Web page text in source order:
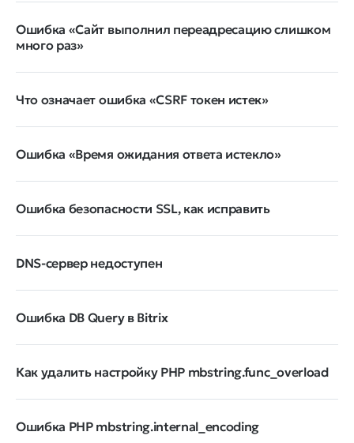
Ошибка «Сайт выполнил переадресацию слишком
много раз»
Что означает ошибка «CSRF токен истек»
Ошибка «Время ожидания ответа истекло»
Ошибка безопасности SSL, как исправить
DNS-сервер недоступен
Ошибка DB Query в Bitrix
Как удалить настройку PHP mbstring.func_overload
Ошибка PHP mbstring.internal_encoding